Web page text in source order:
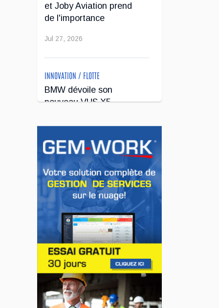
et Joby Aviation prend
de l'importance
Jul 27, 2026
INNOVATION / FLOTTE
BMW dévoile son
nouveau VUS X5
INNOVATION / FLOTTE
Le régulateur Super
Cruise avec
remorquage maintenant
disponible sur 19
véhicules GM
Jul 23, 2026
INNOVATION / FLOTTE
Jeep veut augmenter sa
gamme de modèles en